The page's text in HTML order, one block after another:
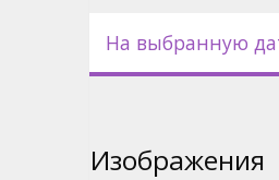
На выбранную
Изображения